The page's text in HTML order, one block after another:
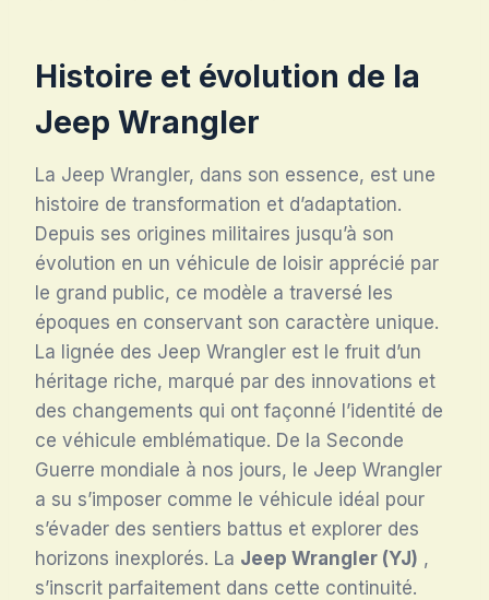
Histoire et évolution de la
Jeep Wrangler
La Jeep Wrangler, dans son essence, est une
histoire de transformation et d’adaptation.
Depuis ses origines militaires jusqu’à son
évolution en un véhicule de loisir apprécié par
le grand public, ce modèle a traversé les
époques en conservant son caractère unique.
La lignée des Jeep Wrangler est le fruit d’un
héritage riche, marqué par des innovations et
des changements qui ont façonné l’identité de
ce véhicule emblématique. De la Seconde
Guerre mondiale à nos jours, le Jeep Wrangler
a su s’imposer comme le véhicule idéal pour
s’évader des sentiers battus et explorer des
horizons inexplorés. La Jeep Wrangler (YJ) ,
s’inscrit parfaitement dans cette continuité.